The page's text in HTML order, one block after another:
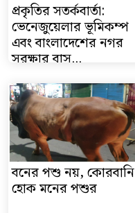
প্রকৃতির সতর্কবার্তা:
ভেনেজুয়েলার ভূমিকম্প
এবং বাংলাদেশের নগর
সুরক্ষার বাস্...
বনের পশু নয়, কোরবানি
হোক মনের পশুর